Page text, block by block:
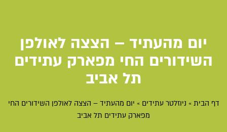
יום מהעתיד – הצצה לאולפן
השידורים החי מפארק עתידים
תל אביב
דף הבית » ניוזלטר עתידים » יום מהעתיד – הצצה לאולפן השידורים החי
מפארק עתידים תל אביב